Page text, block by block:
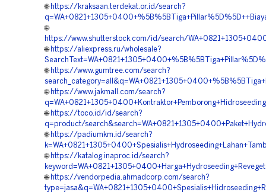
🌐 https://kraksaan.terdekat.or.id/search?
🌐
https://www.shutterstock.com/id/search/
🌐 https://aliexpress.ru/wholesale?
🌐 https://www.gumtree.com/search?
🌐 https://www.jakmall.com/search?
🌐 https://toco.id/id/search?
q=product/
🌐 https://padiumkm.id/search?
🌐 https://katalog.inaproc.id/search?
🌐 https://vendorpedia.ahmadcorp.com/search?